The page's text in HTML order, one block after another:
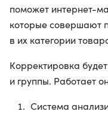
поможет интернет-
которые совершают
в их категории
Корректировка
и группы. Работает
Система